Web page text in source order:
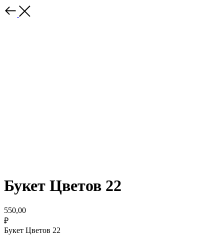
Букет Цветов 22
550,00
₽
Букет Цветов 22